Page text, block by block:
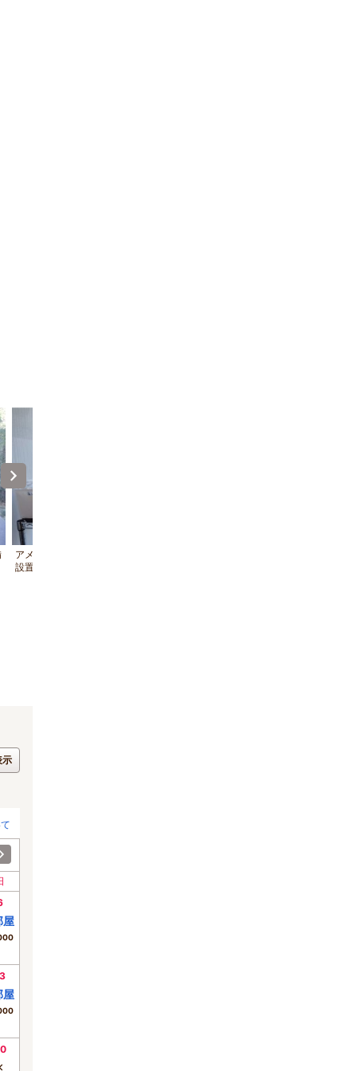
アメニティグッズ（フロント前フロアに
設置）
示
屋
屋